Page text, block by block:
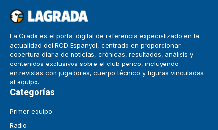
La Grada es el portal digital de referencia especializado en la
actualidad del RCD Espanyol, centrado en proporcionar
cobertura diaria de noticias, crónicas, resultados, análisis y
contenidos exclusivos sobre el club perico, incluyendo
entrevistas con jugadores, cuerpo técnico y figuras vinculadas
al equipo.
Categorías
Primer equipo
Radio